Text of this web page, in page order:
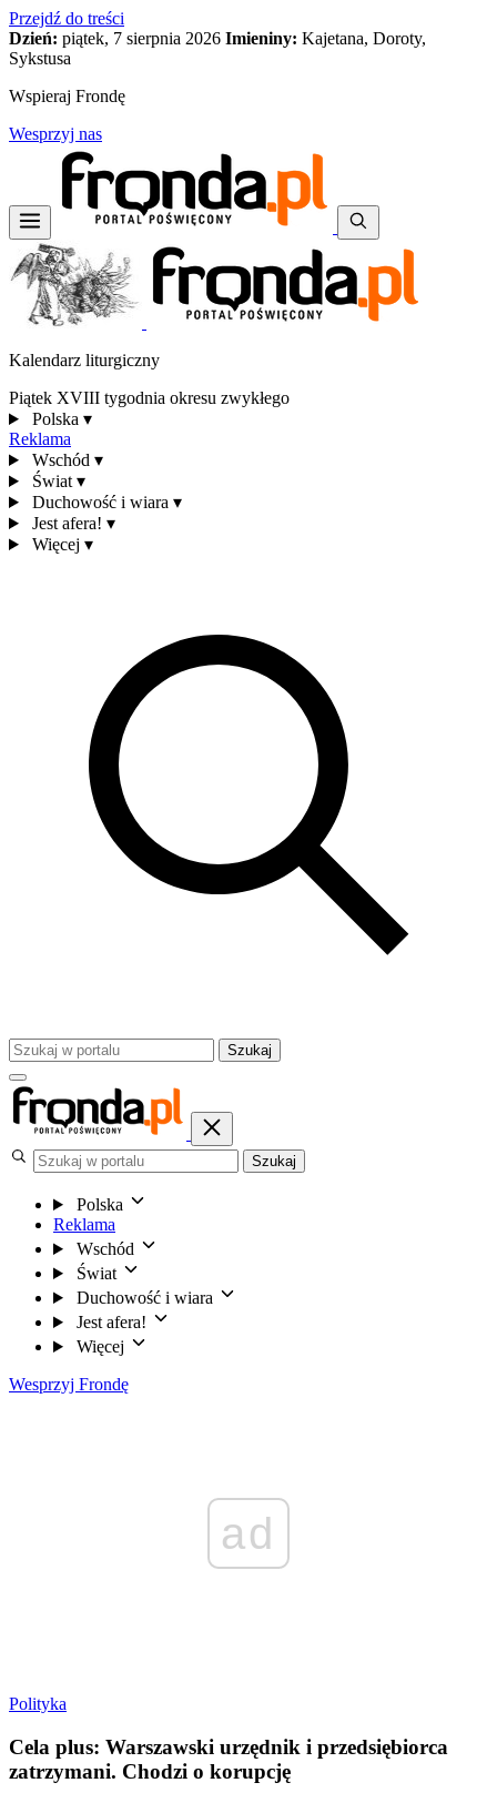
Przejdź do treści
Dzień: piątek, 7 sierpnia 2026 Imieniny: Kajetana, Doroty,
Sykstusa
Wspieraj Frondę
Wesprzyj nas
Kalendarz liturgiczny
Piątek XVIII tygodnia okresu zwykłego
Polska ▾
Reklama
Wschód ▾
Świat ▾
Duchowość i wiara ▾
Jest afera! ▾
Więcej ▾
Szukaj
Szukaj
Polska
Reklama
Wschód
Świat
Duchowość i wiara
Jest afera!
Więcej
Wesprzyj Frondę
ad
Polityka
Cela plus: Warszawski urzędnik i przedsiębiorca
zatrzymani. Chodzi o korupcję